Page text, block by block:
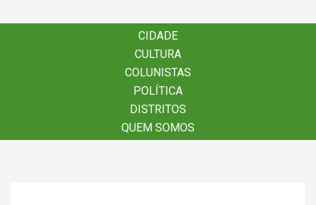
CIDADE
CULTURA
COLUNISTAS
POLÍTICA
DISTRITOS
QUEM SOMOS
CIDADE
CULTURA
COLUNISTAS
POLÍTICA
DISTRITOS
QUEM SOMOS